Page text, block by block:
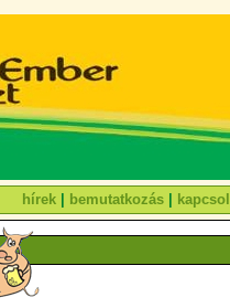
hírek bemutatkozás